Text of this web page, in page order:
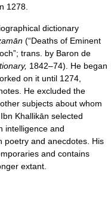
1278.
dictionary
(“Deaths of Eminent
trans. by Baron de
1842–74). He began
on it until 1274,
He excluded the
subjects about whom
Khallikān selected
intelligence and
poetry and anecdotes. His
and contains
extant.